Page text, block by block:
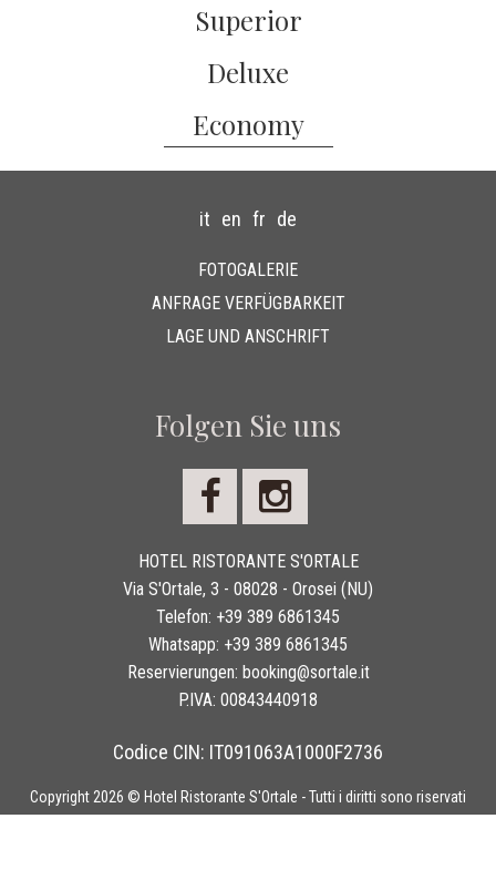
Superior
Deluxe
Economy
it en fr de
FOTOGALERIE
ANFRAGE VERFÜGBARKEIT
LAGE UND ANSCHRIFT
Folgen Sie uns
HOTEL RISTORANTE S'ORTALE
Via S'Ortale, 3 - 08028 - Orosei (NU)
Telefon: +39 389 6861345
Whatsapp: +39 389 6861345
Reservierungen: booking@sortale.it
P.IVA: 00843440918
Codice CIN: IT091063A1000F2736
Copyright 2026 © Hotel Ristorante S'Ortale - Tutti i diritti sono riservati